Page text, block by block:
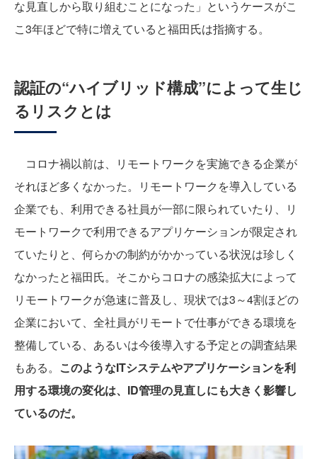
な見直しから取り組むことになった」というケースがこ
こ3年ほどで特に増えていると福田氏は指摘する。
認証の“ハイブリッド構成”によって生じ
るリスクとは
コロナ禍以前は、リモートワークを実施できる企業が
それほど多くなかった。リモートワークを導入している
企業でも、利用できる社員が一部に限られていたり、リ
モートワークで利用できるアプリケーションが限定され
ていたりと、何らかの制約がかかっている状況は珍しく
なかったと福田氏。そこからコロナの感染拡大によって
リモートワークが急速に普及し、現状では3～4割ほどの
企業において、全社員がリモートで仕事ができる環境を
整備している、あるいは今後導入する予定との調査結果
もある。 このようなITシステムやアプリケーションを利
用する環境の変化は、ID管理の見直しにも大きく影響し
ているのだ。